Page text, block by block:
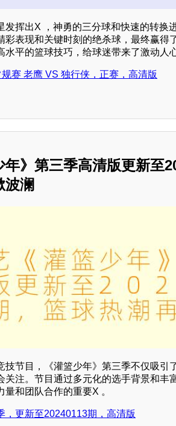
挥出X ，神勇的三分球和快速的转换
彩表现和关键时刻的绝杀球，最终赢得
平的篮球技巧，给球迷带来了激动人
赛 老鹰 VS 独行侠，正赛，高清版
》第三季高清版更新至
波澜
技节目，《灌篮少年》第三季不仅吸引
注。节目通过多元化的选手背景和丰
和团队合作的重要X 。
，更新至20240113期，高清版